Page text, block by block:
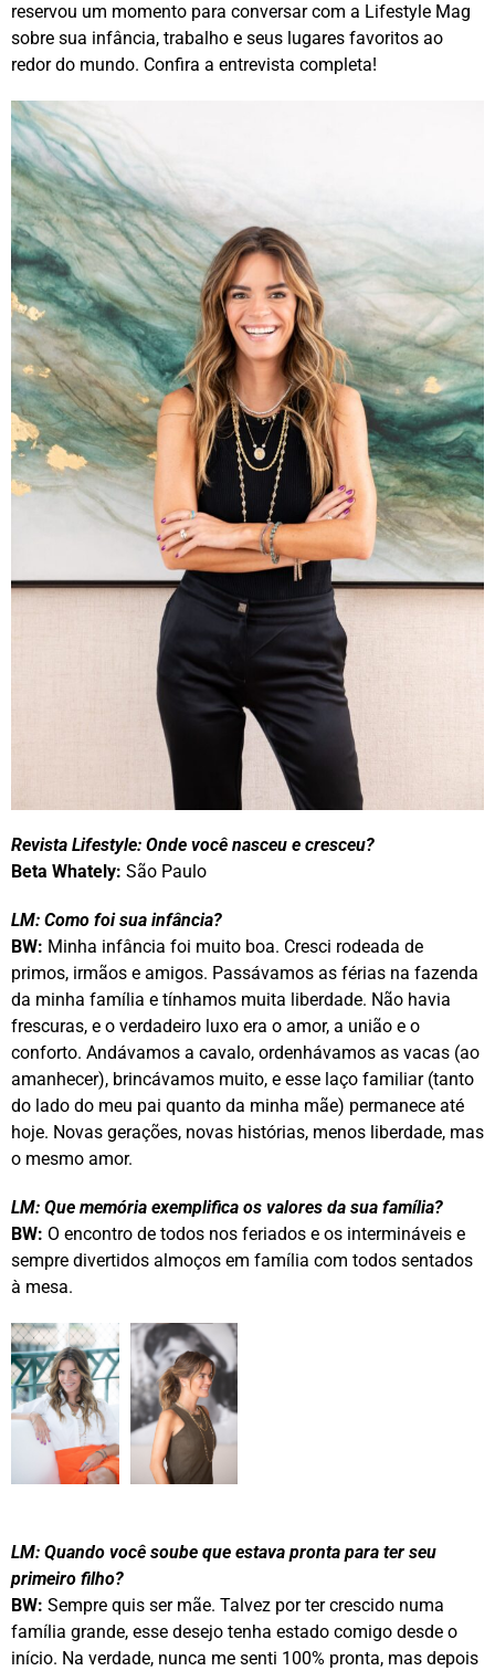
reservou um momento para conversar com a Lifestyle Mag
sobre sua infância, trabalho e seus lugares favoritos ao
redor do mundo. Confira a entrevista completa!
Revista Lifestyle: Onde você nasceu e cresceu?
Beta Whately: São Paulo
LM: Como foi sua infância?
BW: Minha infância foi muito boa. Cresci rodeada de
primos, irmãos e amigos. Passávamos as férias na fazenda
da minha família e tínhamos muita liberdade. Não havia
frescuras, e o verdadeiro luxo era o amor, a união e o
conforto. Andávamos a cavalo, ordenhávamos as vacas (ao
amanhecer), brincávamos muito, e esse laço familiar (tanto
do lado do meu pai quanto da minha mãe) permanece até
hoje. Novas gerações, novas histórias, menos liberdade, mas
o mesmo amor.
LM: Que memória exemplifica os valores da sua família?
BW: O encontro de todos nos feriados e os intermináveis e
sempre divertidos almoços em família com todos sentados
à mesa.
LM: Quando você soube que estava pronta para ter seu
primeiro filho?
BW: Sempre quis ser mãe. Talvez por ter crescido numa
família grande, esse desejo tenha estado comigo desde o
início. Na verdade, nunca me senti 100% pronta, mas depois